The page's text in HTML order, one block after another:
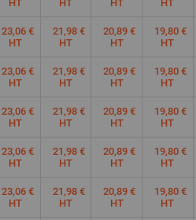
HT
HT
HT
HT
23,06 €
HT
21,98 €
HT
20,89 €
HT
19,80 €
HT
23,06 €
HT
21,98 €
HT
20,89 €
HT
19,80 €
HT
23,06 €
HT
21,98 €
HT
20,89 €
HT
19,80 €
HT
23,06 €
HT
21,98 €
HT
20,89 €
HT
19,80 €
HT
23,06 €
HT
21,98 €
HT
20,89 €
HT
19,80 €
HT